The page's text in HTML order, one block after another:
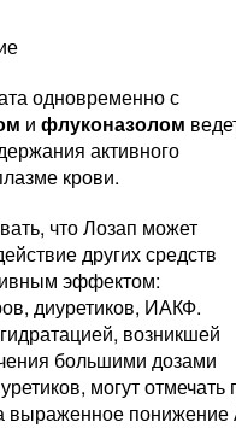
одновременно с
и флуконазолом
активного
крови.
что Лозап может
других средств
эффектом:
диуретиков, ИАКФ.
возникшей
большими дозами
могут отмечать
выраженное